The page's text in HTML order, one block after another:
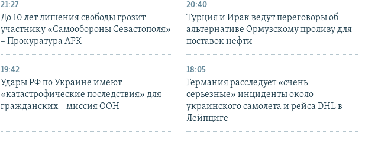
21:27
До 10 лет лишения свободы грозит
участнику «Самообороны Севастополя»
– Прокуратура АРК
20:40
Турция и Ирак ведут переговоры об
альтернативе Ормузскому проливу для
поставок нефти
19:42
Удары РФ по Украине имеют
«катастрофические последствия» для
гражданских – миссия ООН
18:05
Германия расследует «очень
серьезные» инциденты около
украинского самолета и рейса DHL в
Лейпциге